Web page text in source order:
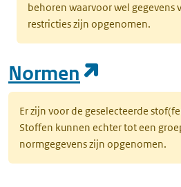
behoren waarvoor wel gegevens
restricties zijn opgenomen.
Normen
Er zijn voor de geselecteerde
Stoffen kunnen echter tot een
normgegevens zijn opgenomen.